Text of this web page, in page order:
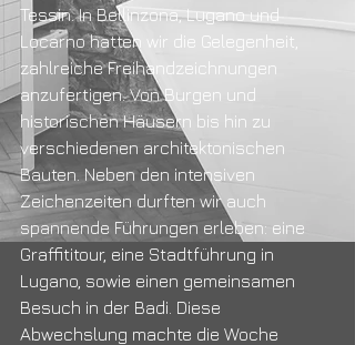
Tessin. In Bellinzona, Lugano und
Locarno hatten wir die Gelegenheit,
zahlreiche Freihandzeichnungen
anzufertigen. Von Burgen und
historischen Häusern bis hin zu
verschiedenen architektonischen
Bauten. Neben den intensiven
Zeichenzeiten durften wir auch
spannende Führungen erleben: eine
Graffititour, eine Stadtführung in
Lugano, sowie einen gemeinsamen
Besuch in der Badi. Diese
Abwechslung machte die Woche